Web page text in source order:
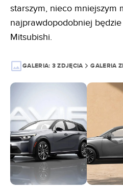
starszym, nieco mniejszym
najprawdopodobniej
Mitsubishi.
GALERIA: 3 ZDJĘCIA GALERIA